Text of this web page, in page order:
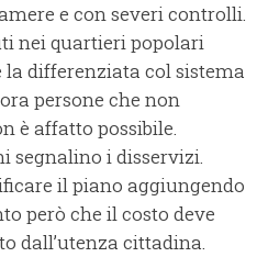
e con severi controlli.
nei quartieri popolari
la differenziata col sistema
persone che non
è affatto possibile.
segnalino i disservizi.
il piano aggiungendo
però che il costo deve
dall’utenza cittadina.